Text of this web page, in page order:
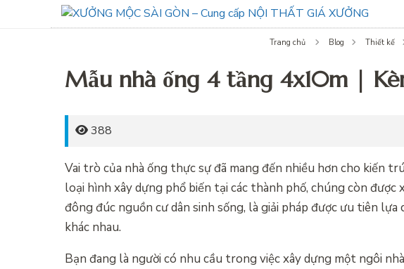
Trang chủ Blog Thiết kế
Mẫu nhà ống 4 tầng 4x10m |
388
Vai trò của nhà ống thực sự đã mang đến nhiều hơn cho kiến
loại hình xây dựng phổ biến tại các thành phố, chúng còn
đông đúc nguồn cư dân sinh sống, là giải pháp được ưu tiên
khác nhau.
Bạn đang là người có nhu cầu trong việc xây dựng một ngôi